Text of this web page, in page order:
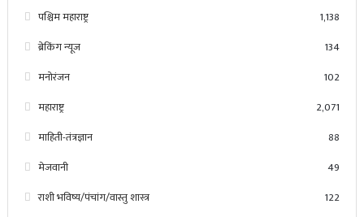
पश्चिम महाराष्ट्र
1,138
ब्रेकिंग न्यूज
134
मनोरंजन
102
महाराष्ट्र
2,071
माहिती-तंत्रज्ञान
88
मेजवानी
49
राशी भविष्य/पंचांग/वास्तु शास्त्र
122